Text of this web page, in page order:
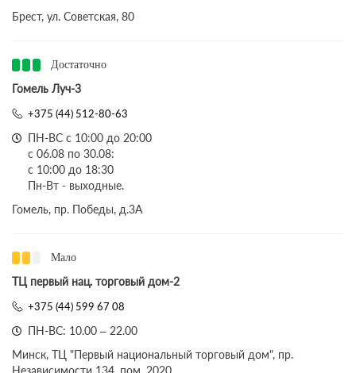
Брест, ул. Советская, 80
Достаточно
Гомель Луч-3
+375 (44) 512-80-63
ПН-ВС с 10:00 до 20:00
с 06.08 по 30.08:
с 10:00 до 18:30
Пн-Вт - выходные.
Гомель, пр. Победы, д.3A
Мало
ТЦ первый нац. торговый дом-2
+375 (44) 599 67 08
ПН-ВС: 10.00 – 22.00
Минск, ТЦ "Первый национальный торговый дом", пр.
Независимости 134, пом. 2020